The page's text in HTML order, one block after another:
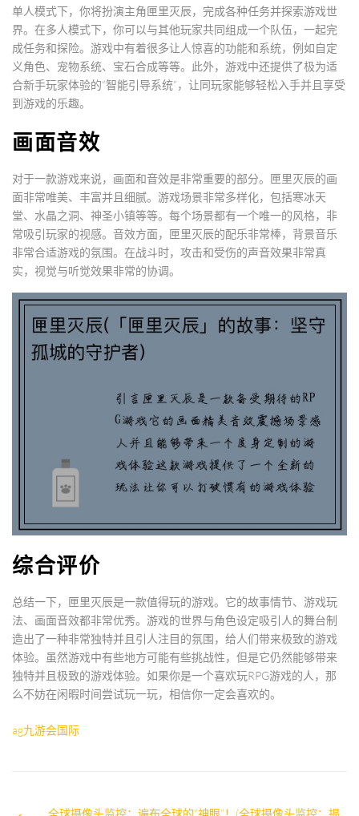
单人模式下，你将扮演主角匣里灭辰，完成各种任务并探索游戏世
界。在多人模式下，你可以与其他玩家共同组成一个队伍，一起完
成任务和探险。游戏中有着很多让人惊喜的功能和系统，例如自定
义角色、宠物系统、宝石合成等等。此外，游戏中还提供了极为适
合新手玩家体验的“智能引导系统”，让同玩家能够轻松入手并且享受
到游戏的乐趣。
画面音效
对于一款游戏来说，画面和音效是非常重要的部分。匣里灭辰的画
面非常唯美、丰富并且细腻。游戏场景非常多样化，包括寒冰天
堂、水晶之洞、神圣小镇等等。每个场景都有一个唯一的风格，非
常吸引玩家的视感。音效方面，匣里灭辰的配乐非常棒，背景音乐
非常合适游戏的氛围。在战斗时，攻击和受伤的声音效果非常真
实，视觉与听觉效果非常的协调。
综合评价
总结一下，匣里灭辰是一款值得玩的游戏。它的故事情节、游戏玩
法、画面音效都非常优秀。游戏的世界与角色设定吸引人的舞台制
造出了一种非常独特并且引人注目的氛围，给人们带来极致的游戏
体验。虽然游戏中有些地方可能有些挑战性，但是它仍然能够带来
独特并且极致的游戏体验。如果你是一个喜欢玩RPG游戏的人，那
么不妨在闲暇时间尝试玩一玩，相信你一定会喜欢的。
ag九游会国际
全球摄像头监控：遍布全球的“神眼”！(全球摄像头监控：揭